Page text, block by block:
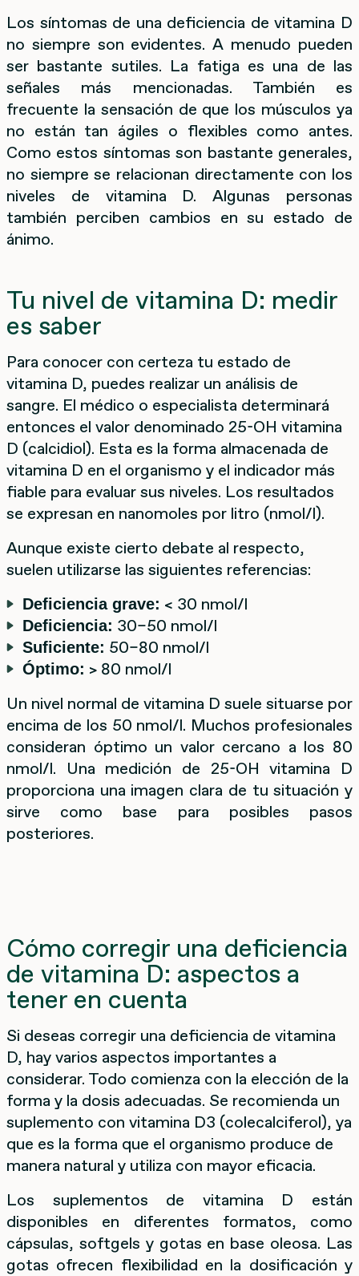
Los síntomas de una deficiencia de vitamina D
no siempre son evidentes. A menudo pueden
ser bastante sutiles. La fatiga es una de las
señales más mencionadas. También es
frecuente la sensación de que los músculos ya
no están tan ágiles o flexibles como antes.
Como estos síntomas son bastante generales,
no siempre se relacionan directamente con los
niveles de vitamina D. Algunas personas
también perciben cambios en su estado de
ánimo.
Tu nivel de vitamina D: medir
es saber
Para conocer con certeza tu estado de
vitamina D, puedes realizar un análisis de
sangre. El médico o especialista determinará
entonces el valor denominado 25-OH vitamina
D (calcidiol). Esta es la forma almacenada de
vitamina D en el organismo y el indicador más
fiable para evaluar sus niveles. Los resultados
se expresan en nanomoles por litro (nmol/l).
Aunque existe cierto debate al respecto,
suelen utilizarse las siguientes referencias:
Deficiencia grave: < 30 nmol/l
Deficiencia: 30–50 nmol/l
Suficiente: 50–80 nmol/l
Óptimo: > 80 nmol/l
Un nivel normal de vitamina D suele situarse por
encima de los 50 nmol/l. Muchos profesionales
consideran óptimo un valor cercano a los 80
nmol/l. Una medición de 25-OH vitamina D
proporciona una imagen clara de tu situación y
sirve como base para posibles pasos
posteriores.
Cómo corregir una deficiencia
de vitamina D: aspectos a
tener en cuenta
Si deseas corregir una deficiencia de vitamina
D, hay varios aspectos importantes a
considerar. Todo comienza con la elección de la
forma y la dosis adecuadas. Se recomienda un
suplemento con vitamina D3 (colecalciferol), ya
que es la forma que el organismo produce de
manera natural y utiliza con mayor eficacia.
Los suplementos de vitamina D están
disponibles en diferentes formatos, como
cápsulas, softgels y gotas en base oleosa. Las
gotas ofrecen flexibilidad en la dosificación y